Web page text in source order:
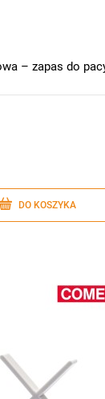
– zapas do
DO KOSZYKA